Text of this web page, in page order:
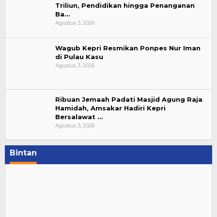
Triliun, Pendidikan hingga Penanganan
Ba…
Agustus 3, 2026
Wagub Kepri Resmikan Ponpes Nur Iman
di Pulau Kasu
Agustus 3, 2026
Ribuan Jemaah Padati Masjid Agung Raja
Hamidah, Amsakar Hadiri Kepri
Bersalawat …
Agustus 3, 2026
Bintan